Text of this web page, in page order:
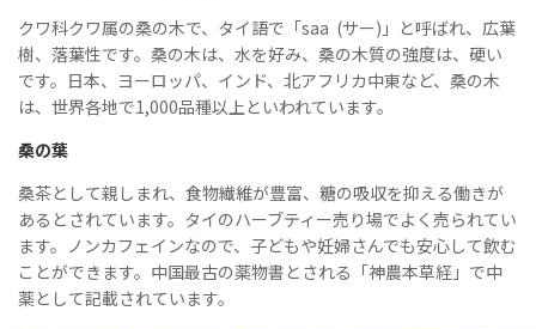
クワ科クワ属の桑の木で、タイ語で「saa (サー)」と呼ばれ、広葉
樹、落葉性です。桑の木は、水を好み、桑の木質の強度は、硬い
です。日本、ヨーロッパ、インド、北アフリカ中東など、桑の木
は、世界各地で1,000品種以上といわれています。
桑の葉
桑茶として親しまれ、食物繊維が豊富、糖の吸収を抑える働きが
あるとされています。タイのハーブティー売り場でよく売られてい
ます。ノンカフェインなので、子どもや妊婦さんでも安心して飲む
ことができます。中国最古の薬物書とされる「神農本草経」で中
薬として記載されています。